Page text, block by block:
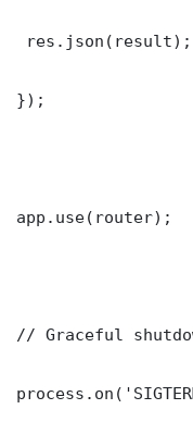
res.json(result);
});
app.use(router);
// Graceful